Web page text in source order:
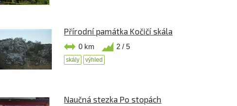
Přírodní památka Kočičí skála
0 km 2 / 5
skály výhled
Naučná stezka Po stopách